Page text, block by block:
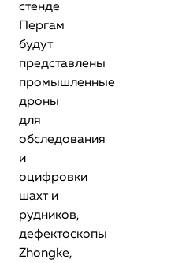
стенде
Пергам
будут
представлены
промышленные
дроны
для
обследования
и
оцифровки
шахт и
рудников,
дефектоскопы
Zhongke,